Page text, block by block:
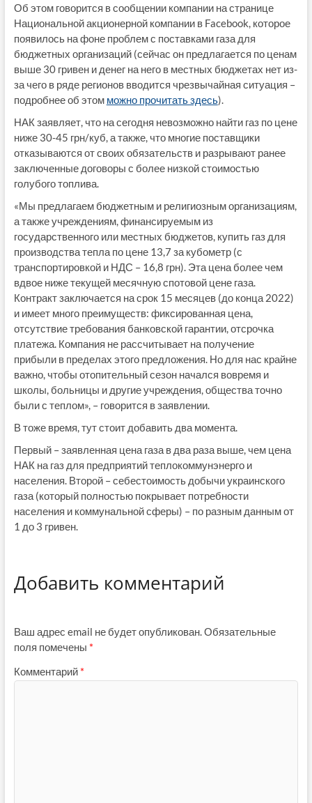
Об этом говорится в сообщении компании на странице
Национальной акционерной компании в Facebook, которое
появилось на фоне проблем с поставками газа для
бюджетных организаций (сейчас он предлагается по ценам
выше 30 гривен и денег на него в местных бюджетах нет из-
за чего в ряде регионов вводится чрезвычайная ситуация –
подробнее об этом можно прочитать здесь).
НАК заявляет, что на сегодня невозможно найти газ по цене
ниже 30-45 грн/куб, а также, что многие поставщики
отказываются от своих обязательств и разрывают ранее
заключенные договоры с более низкой стоимостью
голубого топлива.
«Мы предлагаем бюджетным и религиозным организациям,
а также учреждениям, финансируемым из
государственного или местных бюджетов, купить газ для
производства тепла по цене 13,7 за кубометр (с
транспортировкой и НДС – 16,8 грн). Эта цена более чем
вдвое ниже текущей месячную спотовой цене газа.
Контракт заключается на срок 15 месяцев (до конца 2022)
и имеет много преимуществ: фиксированная цена,
отсутствие требования банковской гарантии, отсрочка
платежа. Компания не рассчитывает на получение
прибыли в пределах этого предложения. Но для нас крайне
важно, чтобы отопительный сезон начался вовремя и
школы, больницы и другие учреждения, общества точно
были с теплом», – говорится в заявлении.
В тоже время, тут стоит добавить два момента.
Первый – заявленная цена газа в два раза выше, чем цена
НАК на газ для предприятий теплокоммунэнерго и
населения. Второй – себестоимость добычи украинского
газа (который полностью покрывает потребности
населения и коммунальной сферы) – по разным данным от
1 до 3 гривен.
Добавить комментарий
Ваш адрес email не будет опубликован.Обязательные
поля помечены *
Комментарий *